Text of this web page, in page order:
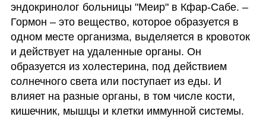
эндокринолог больницы "Меир" в Кфар-Сабе. –
Гормон – это вещество, которое образуется в
одном месте организма, выделяется в кровоток
и действует на удаленные органы. Он
образуется из холестерина, под действием
солнечного света или поступает из еды. И
влияет на разные органы, в том числе кости,
кишечник, мышцы и клетки иммунной системы.